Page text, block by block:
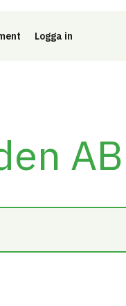
Logga in
AB
ämnen/